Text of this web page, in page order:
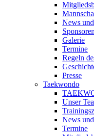
News
Sponsoren
Galerie
Termine
Regeln
Presse
Taekwondo
Unser
News
Termine